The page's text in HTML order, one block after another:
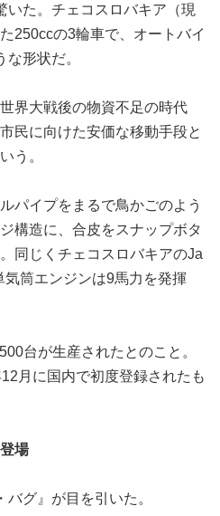
いた。チェコスロバキア（現
250ccの3輪車で、オートバイ
形状だ。
界大戦後の物資不足の時代
民に向けた安価な移動手段と
う。
パイプをまるで鳥かごのよう
構造に、合皮をスナップボタ
同じくチェコスロバキアのJa
筒エンジンは9馬力を発揮
台が生産されたとのこと。
月に国内で初度登録されたも
場
グ』が目を引いた。